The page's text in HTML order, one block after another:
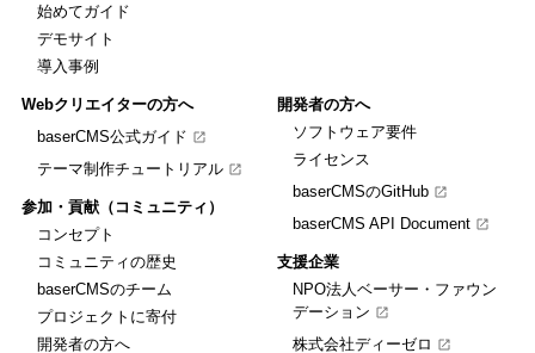
始めてガイド
デモサイト
導入事例
Webクリエイターの方へ
baserCMS公式ガイド
テーマ制作チュートリアル
参加・貢献（コミュニティ）
コンセプト
コミュニティの歴史
baserCMSのチーム
プロジェクトに寄付
開発者の方へ
開発者の方へ
ソフトウェア要件
ライセンス
baserCMSのGitHub
baserCMS API Document
支援企業
NPO法人ベーサー・ファウン
デーション
株式会社ディーゼロ